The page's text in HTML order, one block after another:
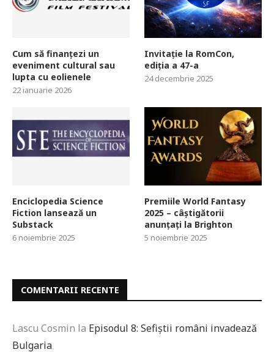
Cum să finanțezi un
eveniment cultural sau
lupta cu eolienele
22 ianuarie 2026
Invitație la RomCon,
ediția a 47-a
24 decembrie 2025
Enciclopedia Science
Fiction lansează un
Substack
6 noiembrie 2025
Premiile World Fantasy
2025 – câștigătorii
anunțați la Brighton
5 noiembrie 2025
COMENTARII RECENTE
Lascu Cosmin la Episodul 8: Sefiștii români invadează
Bulgaria